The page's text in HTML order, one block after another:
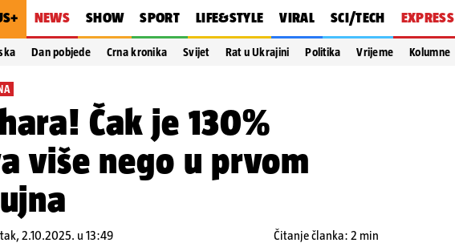
NEWS SHOW SPORT LIFE&STYLE VIRAL SCI/TECH EXPRESS
Dan pobjede Crna kronika Svijet Rat u Ukrajini Politika Vrijeme Kolumne
Čak je 130%
više nego u prvom
2.10.2025. u 13:49 Čitanje članka: 2 min